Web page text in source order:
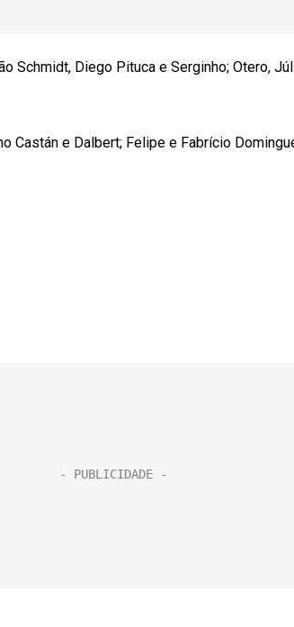
Schmidt, Diego Pituca e Serginho; Otero,
Castán e Dalbert; Felipe e Fabrício